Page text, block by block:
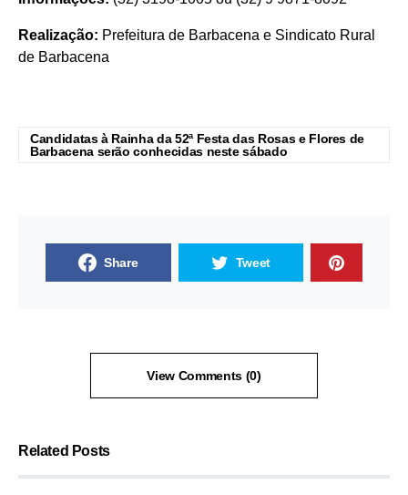
Realização: Prefeitura de Barbacena e Sindicato Rural
de Barbacena
Candidatas à Rainha da 52ª Festa das Rosas e Flores de
Barbacena serão conhecidas neste sábado
Share Tweet
View Comments (0)
Related Posts